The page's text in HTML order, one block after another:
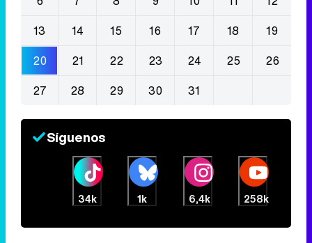
13
14 15 16 17 18
19
20
21 22 23 24 25
26
27
28 29 30 31
Síguenos
34k 1k 6,4k 258k